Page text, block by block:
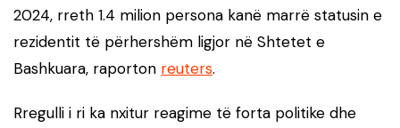
2024, rreth 1.4 milion persona kanë marrë statusin e
rezidentit të përhershëm ligjor në Shtetet e
Bashkuara, raporton reuters.
Rregulli i ri ka nxitur reagime të forta politike dhe